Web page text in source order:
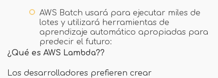
AWS Batch usará para ejecutar miles de
lotes y utilizará herramientas de
aprendizaje automático apropiadas para
predecir el futuro:
¿Qué es AWS Lambda??
Los desarrolladores prefieren crear